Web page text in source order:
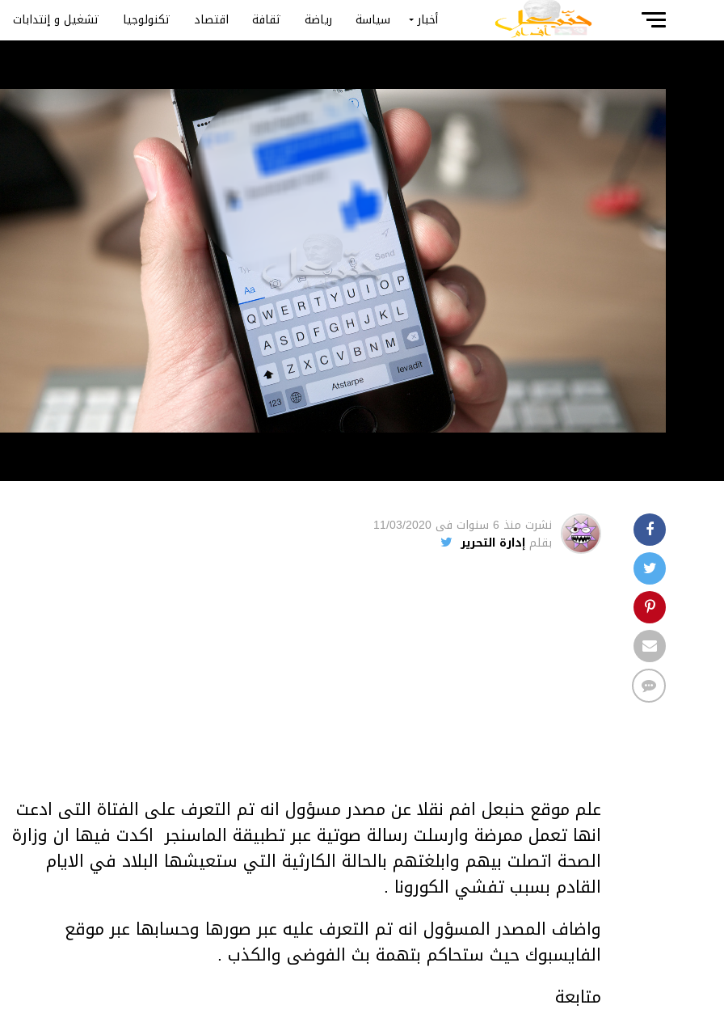
أخبار سياسة رياضة ثقافة اقتصاد تكنولوجيا تشغيل و إنتدابات
نشرت منذ 6 سنوات فى 11/03/2020
بقلم إدارة التحرير
علم موقع حنبعل افم نقلا عن مصدر مسؤول انه تم التعرف على الفتاة التى ادعت
انها تعمل ممرضة وارسلت رسالة صوتية عبر تطبيقة الماسنجر اكدت فيها ان وزارة
الصحة اتصلت بيهم وابلغتهم بالحالة الكارثية التي ستعيشها البلاد في الايام
القادم بسبب تفشي الكورونا .
واضاف المصدر المسؤول انه تم التعرف عليه عبر صورها وحسابها عبر موقع
الفايسبوك حيث ستحاكم بتهمة بث الفوضى والكذب .
متابعة